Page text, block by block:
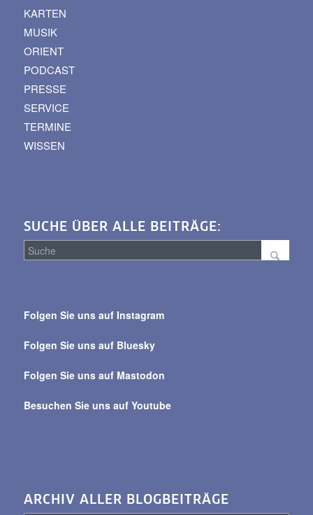
KARTEN
MUSIK
ORIENT
PODCAST
PRESSE
SERVICE
TERMINE
WISSEN
SUCHE ÜBER ALLE BEITRÄGE:
alle
Folgen Sie uns auf Instagram
Folgen Sie uns auf Bluesky
Folgen Sie uns auf Mastodon
Besuchen Sie uns auf Youtube
ARCHIV ALLER BLOGBEITRÄGE